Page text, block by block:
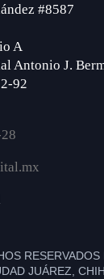
#8587
A
Antonio J.
92
RESERVADOS
JUÁREZ,